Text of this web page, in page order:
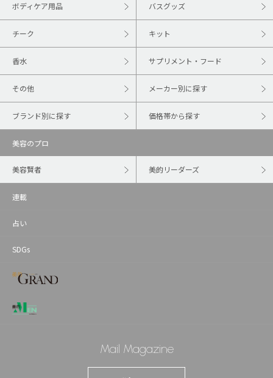
ボディケア用品 バスグッズ
チーク キット
香水 サプリメント・フード
その他 メーカー別に探す
ブランド別に探す 価格帯から探す
美容のプロ
美容賢者 美的リーダーズ
連載
占い
SDGs
Mail Magazine